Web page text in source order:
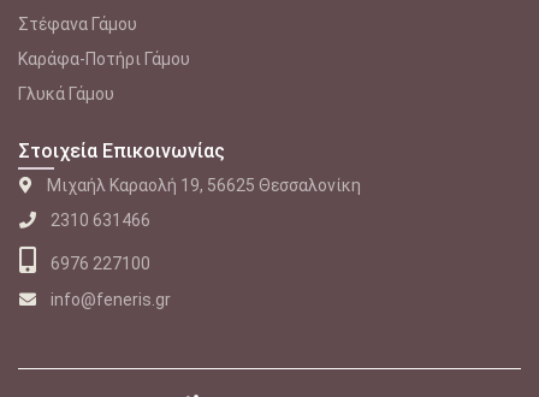
Στέφανα Γάμου
Καράφα-Ποτήρι Γάμου
Γλυκά Γάμου
Στοιχεία Επικοινωνίας
Μιχαήλ Καραολή 19, 56625 Θεσσαλονίκη
2310 631466
6976 227100
info@feneris.gr